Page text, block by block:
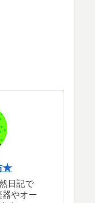
★
日記で
やオー